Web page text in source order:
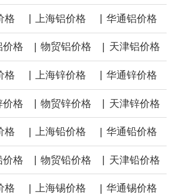
DRAM）。
合工会：必和必拓西澳大利亚铁矿石业务的工人已
9日实施24小时停工。
技董事长王兴兴网上路演时表示，报告期内，公司
格 上海铝价格 华通铝价格
价格 | 物贸铝价格 | 天津铝价格
格 上海锌价格 华通锌价格
价格 | 物贸锌价格 | 天津锌价格
格 | 上海铅价格 | 华通铅价格
价格 物贸铅价格 天津铅价格
格 | 上海锡价格 | 华通锡价格